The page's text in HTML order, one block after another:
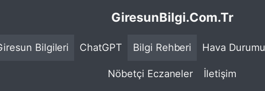
GiresunBilgi.Com.Tr
Bilgileri ChatGPT Bilgi Rehberi Hava Durumu
Nöbetçi Eczaneler İletişim